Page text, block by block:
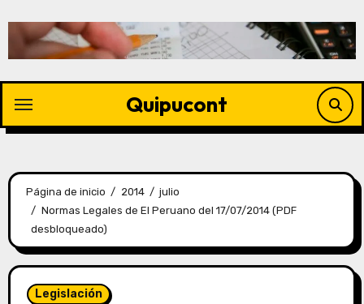
Quipucont
Página de inicio 2014
julio
Normas Legales de El Peruano del 17/07/2014 (PDF
desbloqueado)
Legislación